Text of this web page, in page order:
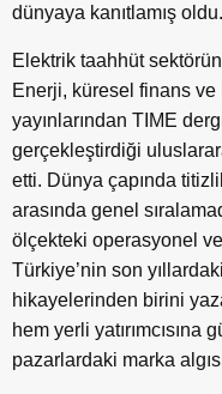
dünyaya kanıtlamış oldu.
Elektrik taahhüt
Enerji, küresel finans ve
yayınlarından TIME
gerçekleştirdiği
etti. Dünya çapında
arasında genel
ölçekteki operasyonel
Türkiye’nin son
hikayelerinden birini
hem yerli yatırımcısına
pazarlardaki marka